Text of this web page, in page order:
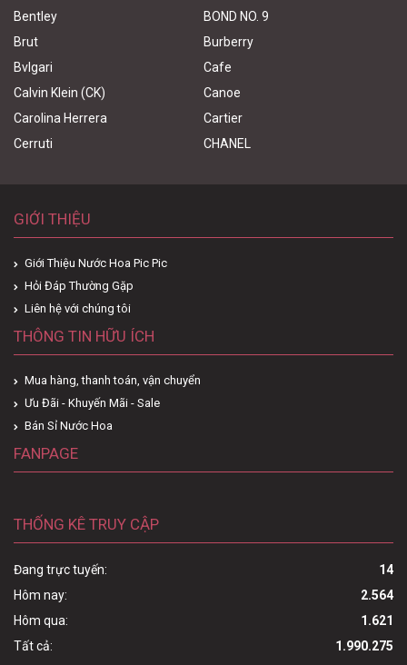
Bentley
BOND NO. 9
Brut
Burberry
Bvlgari
Cafe
Calvin Klein (CK)
Canoe
Carolina Herrera
Cartier
Cerruti
CHANEL
GIỚI THIỆU
Giới Thiệu Nước Hoa Pic Pic
Hỏi Đáp Thường Gặp
Liên hệ với chúng tôi
THÔNG TIN HỮU ÍCH
Mua hàng, thanh toán, vận chuyển
Ưu Đãi - Khuyến Mãi - Sale
Bán Sỉ Nước Hoa
FANPAGE
THỐNG KÊ TRUY CẬP
Đang trực tuyến:
14
Hôm nay:
2.564
Hôm qua:
1.621
Tất cả:
1.990.275